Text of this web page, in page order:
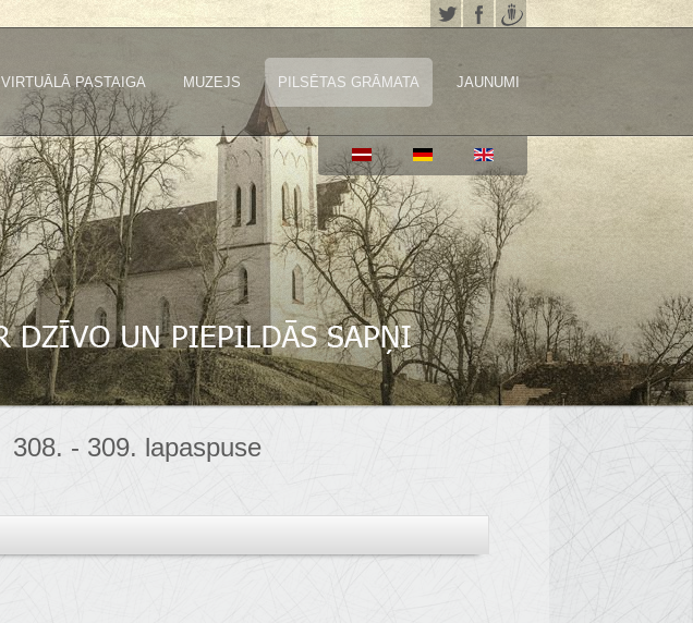
VIRTUĀLĀ PASTAIGA MUZEJS PILSĒTAS GRĀMATA JAUNUMI
308. - 309. lapaspuse